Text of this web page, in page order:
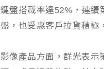
鍵盤搭載率達52%，連續
盤，也受惠客戶拉貨積極
影像產品方面，群光表示